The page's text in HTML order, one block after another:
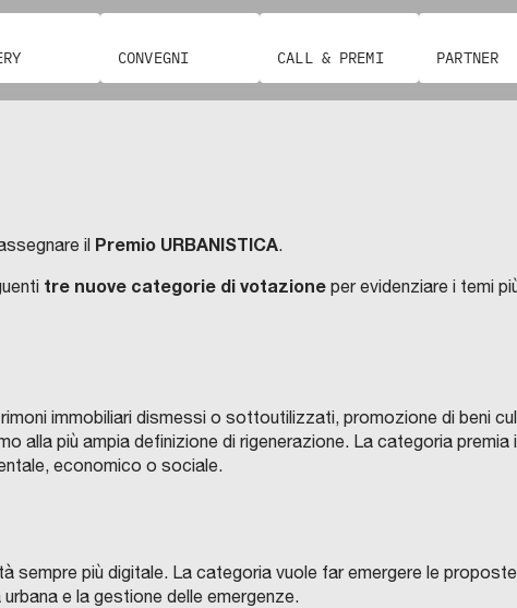
CONVEGNI CALL & PREMI PARTNER
il Premio URBANISTICA.
tre nuove categorie di votazione per evidenziare i temi
immobiliari dismessi o sottoutilizzati, promozione di beni
alla più ampia definizione di rigenerazione. La categoria premia
economico o sociale.
sempre più digitale. La categoria vuole far emergere le
e la gestione delle emergenze.